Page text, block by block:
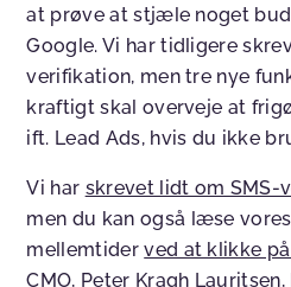
at prøve at stjæle noget
Google. Vi har tidligere
verifikation, men tre nye
kraftigt skal overveje at
ift. Lead Ads, hvis du ikke
Vi har skrevet lidt om SMS-
men du kan også læse
mellemtiderved at klikke
CMO, Peter Kragh